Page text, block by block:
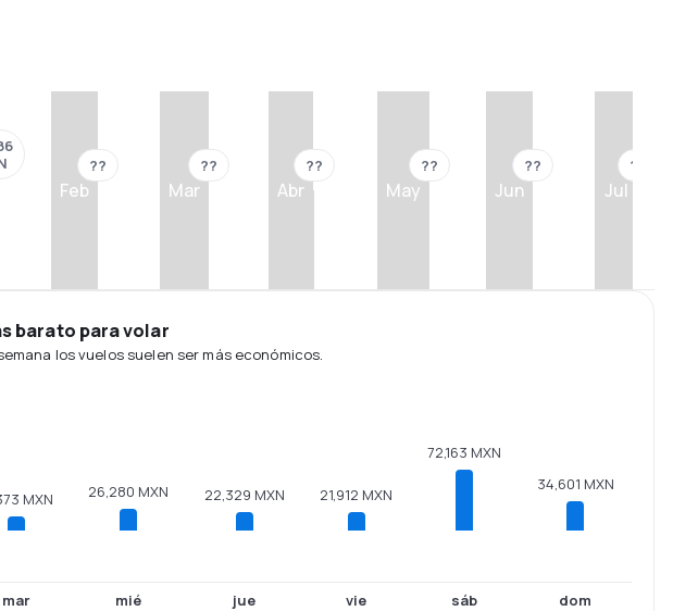
Feb
??
Mar
??
Abr
??
May
??
Jun
??
Jul
??
barato para volar
los vuelos suelen ser más económicos.
MXN
mar
26,280 MXN
mié
22,329 MXN
jue
21,912 MXN
vie
72,163 MXN
sáb
34,601 MXN
dom